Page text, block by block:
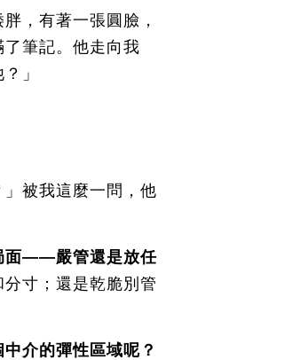
，有著一張圓臉，
筆記。他走向我
」
被我這麼一問，他
面——嚴管還是放任
寸；還是乾脆別管
介的彈性區域呢？